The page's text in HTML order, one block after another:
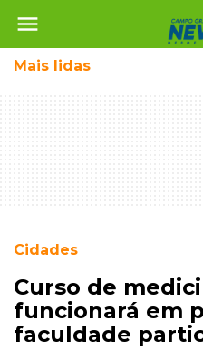
menu
Mais lidas
Cidades
Curso de
funcionará em
faculdade